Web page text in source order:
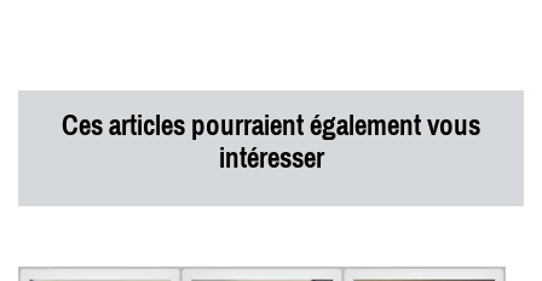
Ces articles pourraient également vous
intéresser